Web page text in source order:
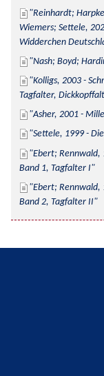
Reinhardt;
Wiemers; Settele,
Widderchen
Nash; Boyd;
Kolligs, 2003 -
Tagfalter,
Asher, 2001 -
Settele, 1999 -
Ebert; Rennwald,
Band 1, Tagfalter I
Ebert; Rennwald,
Band 2, Tagfalter II